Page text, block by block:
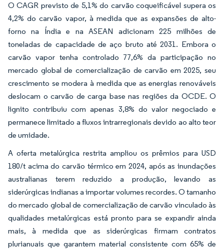
O CAGR previsto de 5,1% do carvão coqueificável supera os
4,2% do carvão vapor, à medida que as expansões de alto-
forno na Índia e na ASEAN adicionam 225 milhões de
toneladas de capacidade de aço bruto até 2031. Embora o
carvão vapor tenha controlado 77,6% da participação no
mercado global de comercialização de carvão em 2025, seu
crescimento se modera à medida que as energias renováveis
deslocam o carvão de carga base nas regiões da OCDE. O
lignito contribuiu com apenas 3,8% do valor negociado e
permanece limitado a fluxos intrarregionais devido ao alto teor
de umidade.
A oferta metalúrgica restrita ampliou os prêmios para USD
180/t acima do carvão térmico em 2024, após as inundações
australianas terem reduzido a produção, levando as
siderúrgicas indianas a importar volumes recordes. O tamanho
do mercado global de comercialização de carvão vinculado às
qualidades metalúrgicas está pronto para se expandir ainda
mais, à medida que as siderúrgicas firmam contratos
plurianuais que garantem material consistente com 65% de